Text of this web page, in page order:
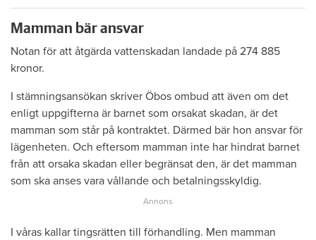
Mamman bär ansvar
Notan för att åtgärda vattenskadan landade på 274 885
kronor.
I stämningsansökan skriver Öbos ombud att även om det
enligt uppgifterna är barnet som orsakat skadan, är det
mamman som står på kontraktet. Därmed bär hon ansvar för
lägenheten. Och eftersom mamman inte har hindrat barnet
från att orsaka skadan eller begränsat den, är det mamman
som ska anses vara vållande och betalningsskyldig.
I våras kallar tingsrätten till förhandling. Men mamman